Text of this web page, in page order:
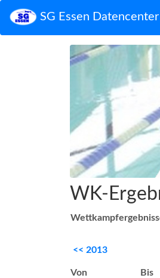
SG Essen Datencenter
WK-
<< 2013
Von Bis